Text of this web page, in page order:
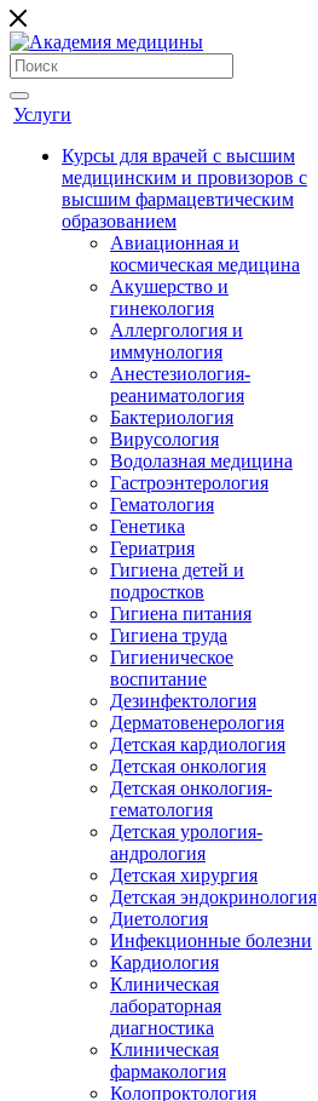
Услуги
Курсы для врачей с высшим
медицинским и провизоров с
высшим фармацевтическим
образованием
Авиационная и
космическая медицина
Акушерство и
гинекология
Аллергология и
иммунология
Анестезиология-
реаниматология
Бактериология
Вирусология
Водолазная медицина
Гастроэнтерология
Гематология
Генетика
Гериатрия
Гигиена детей и
подростков
Гигиена питания
Гигиена труда
Гигиеническое
воспитание
Дезинфектология
Дерматовенерология
Детская кардиология
Детская онкология
Детская онкология-
гематология
Детская урология-
андрология
Детская хирургия
Детская эндокринология
Диетология
Инфекционные болезни
Кардиология
Клиническая
лабораторная
диагностика
Клиническая
фармакология
Колопроктология